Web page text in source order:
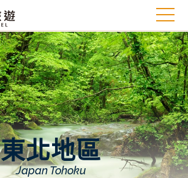
東北地區
Japan Tohoku